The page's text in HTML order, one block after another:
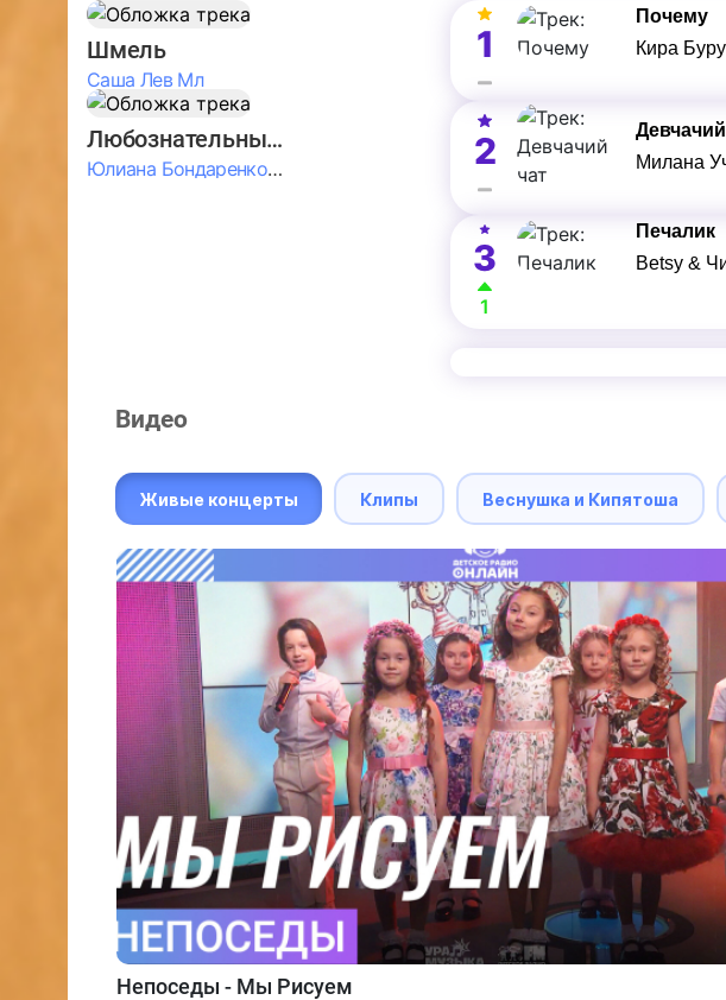
Шмель
Саша Лев Мл
Любознательные Дети
Юлиана Бондаренко & Амелия Колпакова & Егор Егоров & Валерия Шевченко & Ксюша Косичкина
1
Почему
Кира
2
Милана
3
1
Печалик
Betsy &
Видео
Живые концерты Клипы Веснушка и Кипятоша
Непоседы - Мы Рисуем